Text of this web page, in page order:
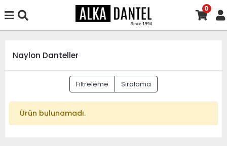
0
Naylon Danteller
Filtreleme Sıralama
Ürün bulunamadı.